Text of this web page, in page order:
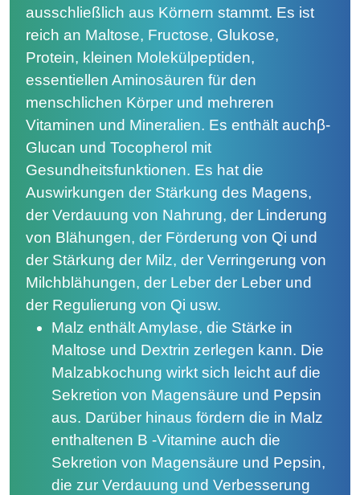
ausschließlich aus Körnern stammt. Es ist
reich an Maltose, Fructose, Glukose,
Protein, kleinen Molekülpeptiden,
essentiellen Aminosäuren für den
menschlichen Körper und mehreren
Vitaminen und Mineralien. Es enthält auchβ-
Glucan und Tocopherol mit
Gesundheitsfunktionen. Es hat die
Auswirkungen der Stärkung des Magens,
der Verdauung von Nahrung, der Linderung
von Blähungen, der Förderung von Qi und
der Stärkung der Milz, der Verringerung von
Milchblähungen, der Leber der Leber und
der Regulierung von Qi usw.
Malz enthält Amylase, die Stärke in
Maltose und Dextrin zerlegen kann. Die
Malzabkochung wirkt sich leicht auf die
Sekretion von Magensäure und Pepsin
aus. Darüber hinaus fördern die in Malz
enthaltenen B -Vitamine auch die
Sekretion von Magensäure und Pepsin,
die zur Verdauung und Verbesserung